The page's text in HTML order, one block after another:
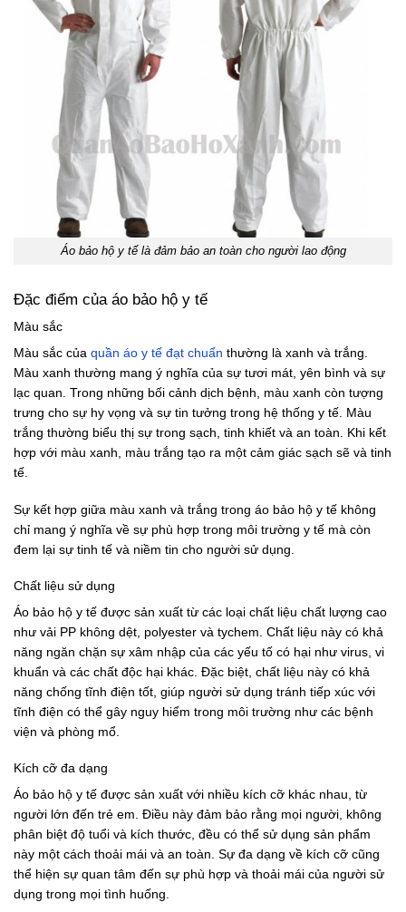
Áo bảo hộ y tế là đảm bảo an toàn cho người lao động
Đặc điểm của áo bảo hộ y tế
Màu sắc
Màu sắc của quần áo y tế đạt chuẩn thường là xanh và trắng.
Màu xanh thường mang ý nghĩa của sự tươi mát, yên bình và sự
lạc quan. Trong những bối cảnh dịch bệnh, màu xanh còn tượng
trưng cho sự hy vọng và sự tin tưởng trong hệ thống y tế. Màu
trắng thường biểu thị sự trong sạch, tinh khiết và an toàn. Khi kết
hợp với màu xanh, màu trắng tạo ra một cảm giác sạch sẽ và tinh
tế.
Sự kết hợp giữa màu xanh và trắng trong áo bảo hộ y tế không
chỉ mang ý nghĩa về sự phù hợp trong môi trường y tế mà còn
đem lại sự tinh tế và niềm tin cho người sử dụng.
Chất liệu sử dụng
Áo bảo hộ y tế được sản xuất từ các loại chất liệu chất lượng cao
như vải PP không dệt, polyester và tychem. Chất liệu này có khả
năng ngăn chặn sự xâm nhập của các yếu tố có hại như virus, vi
khuẩn và các chất độc hại khác. Đặc biệt, chất liệu này có khả
năng chống tĩnh điện tốt, giúp người sử dụng tránh tiếp xúc với
tĩnh điện có thể gây nguy hiểm trong môi trường như các bệnh
viện và phòng mổ.
Kích cỡ đa dạng
Áo bảo hộ y tế được sản xuất với nhiều kích cỡ khác nhau, từ
người lớn đến trẻ em. Điều này đảm bảo rằng mọi người, không
phân biệt độ tuổi và kích thước, đều có thể sử dụng sản phẩm
này một cách thoải mái và an toàn. Sự đa dạng về kích cỡ cũng
thể hiện sự quan tâm đến sự phù hợp và thoải mái của người sử
dụng trong mọi tình huống.